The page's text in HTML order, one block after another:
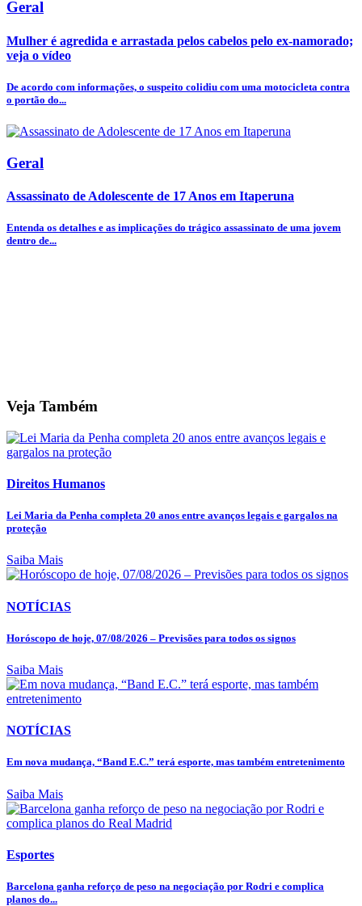
Geral
Mulher é agredida e arrastada pelos cabelos pelo ex-namorado;
veja o vídeo
De acordo com informações, o suspeito colidiu com uma motocicleta contra
o portão do...
Geral
Assassinato de Adolescente de 17 Anos em Itaperuna
Entenda os detalhes e as implicações do trágico assassinato de uma jovem
dentro de...
Veja Também
Direitos Humanos
Lei Maria da Penha completa 20 anos entre avanços legais e gargalos na
proteção
Saiba Mais
NOTÍCIAS
Horóscopo de hoje, 07/08/2026 – Previsões para todos os signos
Saiba Mais
NOTÍCIAS
Em nova mudança, “Band E.C.” terá esporte, mas também entretenimento
Saiba Mais
Esportes
Barcelona ganha reforço de peso na negociação por Rodri e complica
planos do...